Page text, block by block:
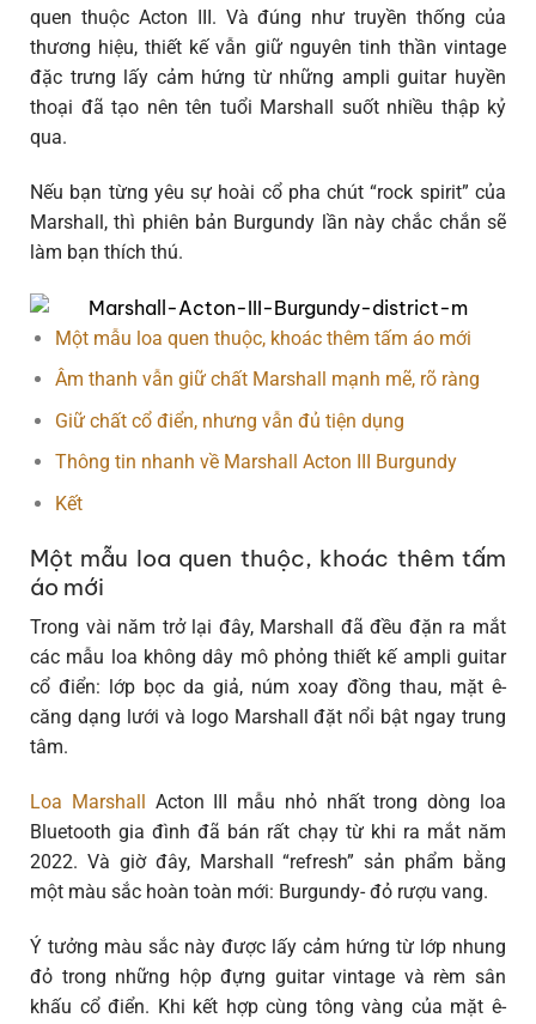
quen thuộc Acton III. Và đúng như truyền thống của
thương hiệu, thiết kế vẫn giữ nguyên tinh thần vintage
đặc trưng lấy cảm hứng từ những ampli guitar huyền
thoại đã tạo nên tên tuổi Marshall suốt nhiều thập kỷ
qua.
Nếu bạn từng yêu sự hoài cổ pha chút “rock spirit” của
Marshall, thì phiên bản Burgundy lần này chắc chắn sẽ
làm bạn thích thú.
Một mẫu loa quen thuộc, khoác thêm tấm áo mới
Âm thanh vẫn giữ chất Marshall mạnh mẽ, rõ ràng
Giữ chất cổ điển, nhưng vẫn đủ tiện dụng
Thông tin nhanh về Marshall Acton III Burgundy
Kết
Một mẫu loa quen thuộc, khoác thêm tấm
áo mới
Trong vài năm trở lại đây, Marshall đã đều đặn ra mắt
các mẫu loa không dây mô phỏng thiết kế ampli guitar
cổ điển: lớp bọc da giả, núm xoay đồng thau, mặt ê-
căng dạng lưới và logo Marshall đặt nổi bật ngay trung
tâm.
Loa Marshall
Acton III mẫu nhỏ nhất trong dòng loa
Bluetooth gia đình đã bán rất chạy từ khi ra mắt năm
2022. Và giờ đây, Marshall “refresh” sản phẩm bằng
một màu sắc hoàn toàn mới: Burgundy- đỏ rượu vang.
Ý tưởng màu sắc này được lấy cảm hứng từ lớp nhung
đỏ trong những hộp đựng guitar vintage và rèm sân
khấu cổ điển. Khi kết hợp cùng tông vàng của mặt ê-